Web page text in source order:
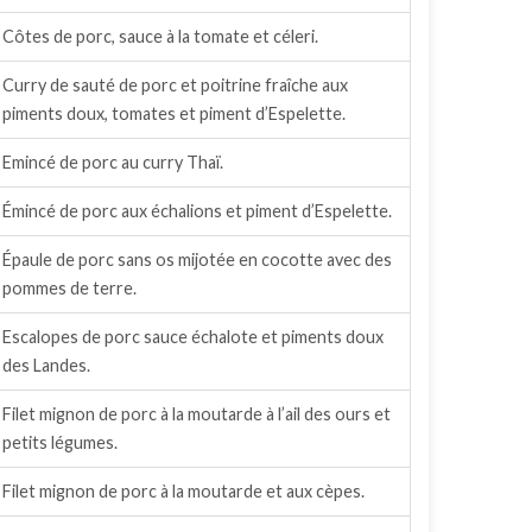
Côtes de porc, sauce à la tomate et céleri.
Curry de sauté de porc et poitrine fraîche aux
piments doux, tomates et piment d’Espelette.
Emincé de porc au curry Thaï.
Émincé de porc aux échalions et piment d’Espelette.
Épaule de porc sans os mijotée en cocotte avec des
pommes de terre.
Escalopes de porc sauce échalote et piments doux
des Landes.
Filet mignon de porc à la moutarde à l’ail des ours et
petits légumes.
Filet mignon de porc à la moutarde et aux cèpes.